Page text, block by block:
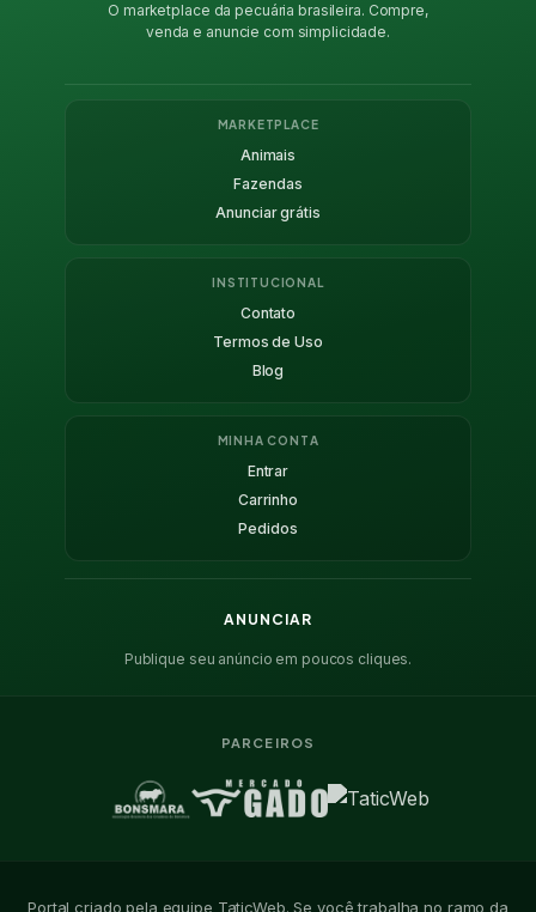
O marketplace da pecuária brasileira. Compre,
venda e anuncie com simplicidade.
MARKETPLACE
Animais
Fazendas
Anunciar grátis
INSTITUCIONAL
Contato
Termos de Uso
Blog
MINHA CONTA
Entrar
Carrinho
Pedidos
ANUNCIAR
Publique seu anúncio em poucos cliques.
PARCEIROS
Portal criado pela equipe TaticWeb. Se você trabalha no ramo da